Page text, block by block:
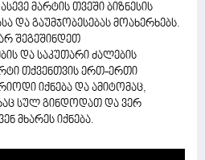
მარტის თვეში ბიზნესის
და გაუმჯობესებას მოახერხებს.
შეგეშინდეთ
და საკუთარი ძალების
თქვენთვის ერთ-ერთი
იქნება და ამიტომაც,
სულ გინდოდათ და ვერ
მხარეს იქნება.